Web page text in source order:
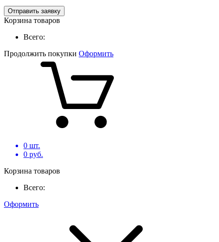
Отправить заявку
Корзина товаров
Всего:
Продолжить покупки Оформить
0 шт.
0 руб.
Корзина товаров
Всего:
Оформить